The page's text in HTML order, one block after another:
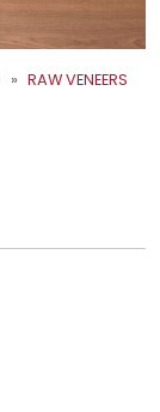
RAW VENEERS